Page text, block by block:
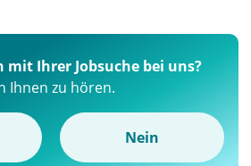
mit Ihrer Jobsuche bei uns?
Ihnen zu hören.
Nein